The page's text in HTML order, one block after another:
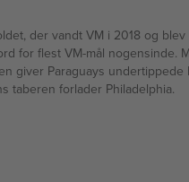
der vandt VM i 2018 og
for flest VM-mål nogensinde.
giver Paraguays
taberen forlader Philadelphia.